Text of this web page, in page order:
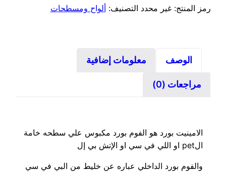
المياه
رمز المنتج:غير محدد التصنيف: ألواح ومسطحات
الوصف معلومات إضافية
مراجعات (0)
الامينيت بورد هو الفوم بورد مكبوس علي سطحه خامة
الpet او اللي في سي او الإتش بي إل
والفوم بورد الداخلي عباره عن خليط من البي في سي